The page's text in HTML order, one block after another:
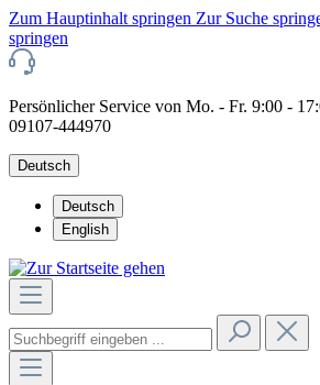
Zum Hauptinhalt springen Zur Suche
springen
Persönlicher Service von Mo. - Fr. 9:00 -
09107-444970
Deutsch
Deutsch
English